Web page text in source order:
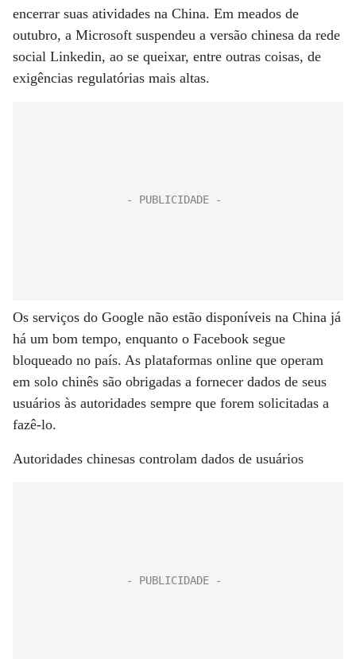
encerrar suas atividades na China. Em meados de
outubro, a Microsoft suspendeu a versão chinesa da rede
social Linkedin, ao se queixar, entre outras coisas, de
exigências regulatórias mais altas.
Os serviços do Google não estão disponíveis na China já
há um bom tempo, enquanto o Facebook segue
bloqueado no país. As plataformas online que operam
em solo chinês são obrigadas a fornecer dados de seus
usuários às autoridades sempre que forem solicitadas a
fazê-lo.
Autoridades chinesas controlam dados de usuários